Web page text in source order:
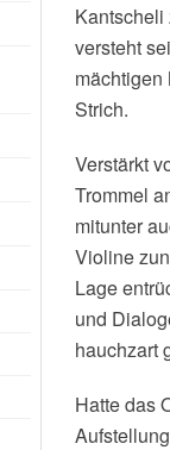
Kantscheli
versteht
mächtigen
Strich.
Verstärkt
Trommel
mitunter
Violine
Lage
und
hauchzart
Hatte das